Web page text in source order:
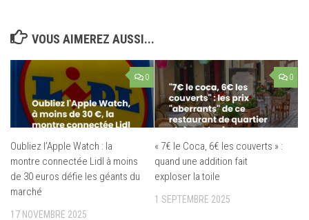
VOUS AIMEREZ AUSSI...
0
Oubliez l’Apple Watch : la
montre connectée Lidl à moins
de 30 euros défie les géants du
marché
17 NOVEMBRE 2025
0
« 7€ le Coca, 6€ les couverts » :
quand une addition fait
exploser la toile
1 SEPTEMBRE 2025